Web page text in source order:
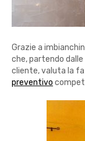
Grazie a
che, partendo
cliente, valuta la
preventivo